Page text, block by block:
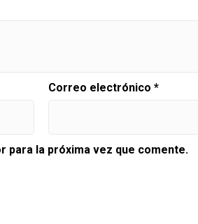
Correo electrónico *
para la próxima vez que comente.